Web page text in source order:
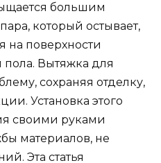
большим
который остывает,
на поверхности
пола. Вытяжка для
сохраняя отделку,
Установка этого
своими руками
материалов, не
Эта статья